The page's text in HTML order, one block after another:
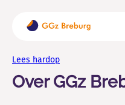
Cliënten
Ben je cliënt of word je
vind je alle belangrijke
Lees hardop
Over GGz